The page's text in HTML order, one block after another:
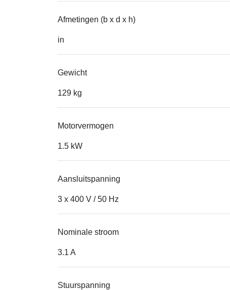
Afmetingen (b x d x h)
in
Gewicht
129 kg
Motorvermogen
1.5 kW
Aansluitspanning
3 x 400 V / 50 Hz
Nominale stroom
3.1 A
Stuurspanning